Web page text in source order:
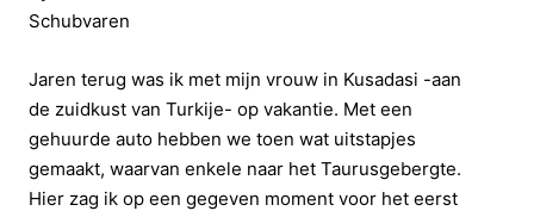
Schubvaren
Jaren terug was ik met mijn vrouw in Kusadasi -aan
de zuidkust van Turkije- op vakantie. Met een
gehuurde auto hebben we toen wat uitstapjes
gemaakt, waarvan enkele naar het Taurusgebergte.
Hier zag ik op een gegeven moment voor het eerst